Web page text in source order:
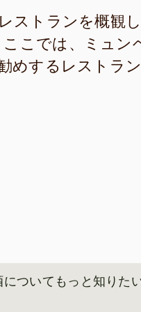
ストランを概観
ここでは、ミュン
めするレストラ
についてもっと知りた